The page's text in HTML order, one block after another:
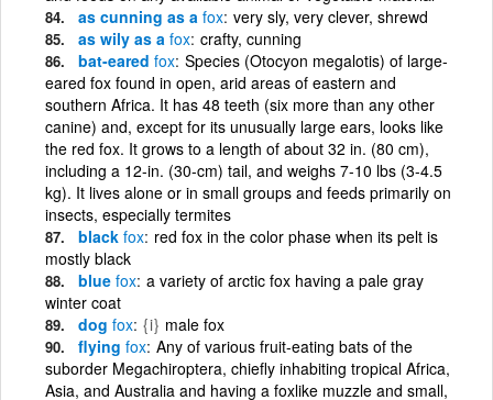
as cunning as a fox very sly, very clever, shrewd
as wily as a fox crafty, cunning
bat-eared fox Species (Otocyon megalotis) of large-
eared fox found in open, arid areas of eastern and
southern Africa. It has 48 teeth (six more than any other
canine) and, except for its unusually large ears, looks like
the red fox. It grows to a length of about 32 in. (80 cm),
including a 12-in. (30-cm) tail, and weighs 7-10 lbs (3-4.5
kg). It lives alone or in small groups and feeds primarily on
insects, especially termites
black fox red fox in the color phase when its pelt is
mostly black
blue fox a variety of arctic fox having a pale gray
winter coat
dog fox {i} male fox
flying fox Any of various fruit-eating bats of the
suborder Megachiroptera, chiefly inhabiting tropical Africa,
Asia, and Australia and having a foxlike muzzle and small,